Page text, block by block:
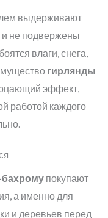
выдерживают
и не подвержены
влаги, снега,
гирлянды
эффект,
работой каждого
бахромупокупают
а именно для
и деревьев перед